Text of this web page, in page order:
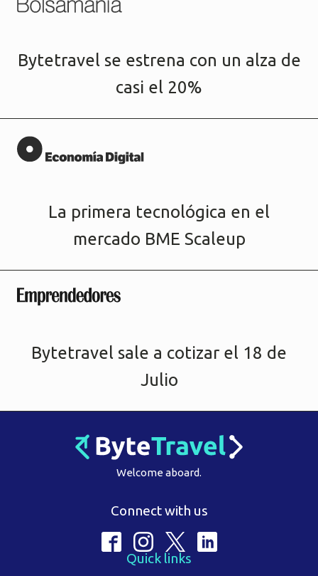
Bytetravel se estrena con un alza de
casi el 20%
La primera tecnológica en el
mercado BME Scaleup
Bytetravel sale a cotizar el 18 de
Julio
Welcome aboard.
Connect with us
Quick links